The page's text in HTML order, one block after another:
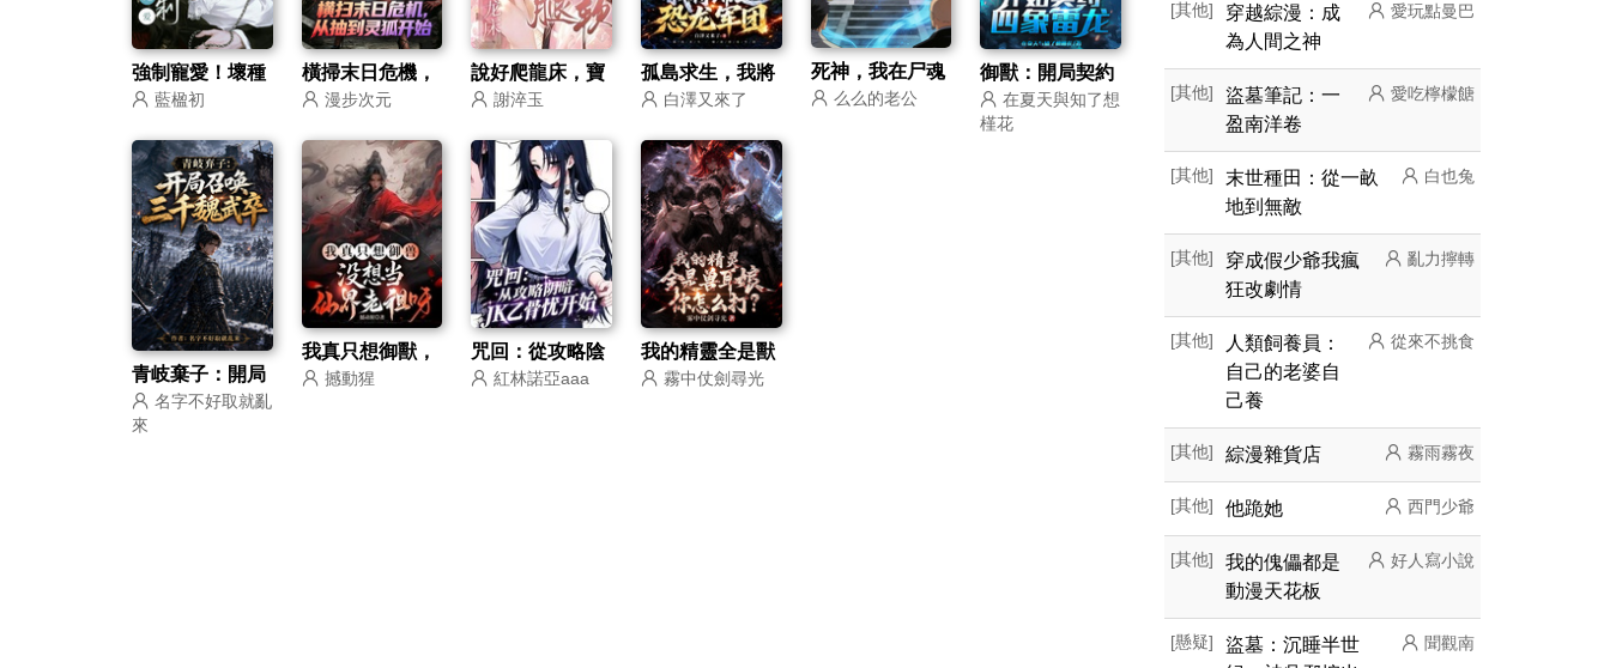
強制寵愛！壞種
哥哥發瘋廝纏
藍楹初
橫掃末日危機，
從抽到靈狐開始
漫步次元
說好爬龍床，寶
寶怎麼腿軟了？
謝淬玉
孤島求生，我將
締造恐龍軍團
白澤又來了
死神，我在尸魂
界敲法槌
么么的老公
御獸：開局契約
四象雷龍
在夏天與知了想
槿花
青岐棄子：開局
召喚三千魏武卒
名字不好取就亂
來
我真只想御獸，
沒想當仙界老祖
撼動猩
咒回：從攻略陰
暗JK乙骨憂開始
紅林諾亞aaa
我的精靈全是獸
耳娘，你怎麼
霧中仗劍尋光
[其他]
穿越綜漫：成
為人間之神
愛玩點曼巴
[其他]
盜墓筆記：一
盈南洋卷
愛吃檸檬餹
[其他]
末世種田：從一畝
地到無敵
白也兔
[其他]
穿成假少爺我瘋
狂改劇情
亂力擰轉
[其他]
人類飼養員：
自己的老婆自
己養
從來不挑食
[其他] 綜漫雜貨店 霧雨霧夜
[其他] 他跪她 西門少爺
[其他]
我的傀儡都是
動漫天花板
好人寫小說
[懸疑]
盜墓：沉睡半世
聞觀南